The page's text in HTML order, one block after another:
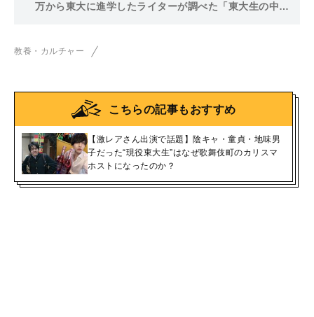
万から東大に進学したライターが調べた「東大生の中学
教養・カルチャー
こちらの記事もおすすめ
【激レアさん出演で話題】陰キャ・童貞・地味男
子だった“現役東大生”はなぜ歌舞伎町のカリスマ
ホストになったのか？